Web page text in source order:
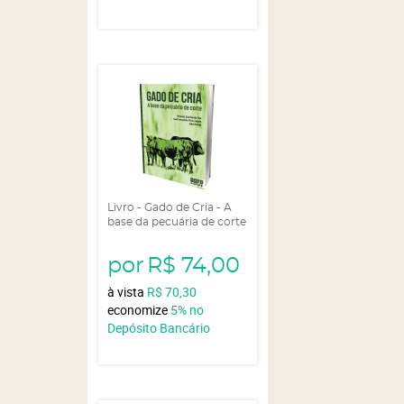
Livro - Gado de Cria - A
base da pecuária de corte
por R$ 74,00
à vista R$ 70,30
economize 5% no
Depósito Bancário